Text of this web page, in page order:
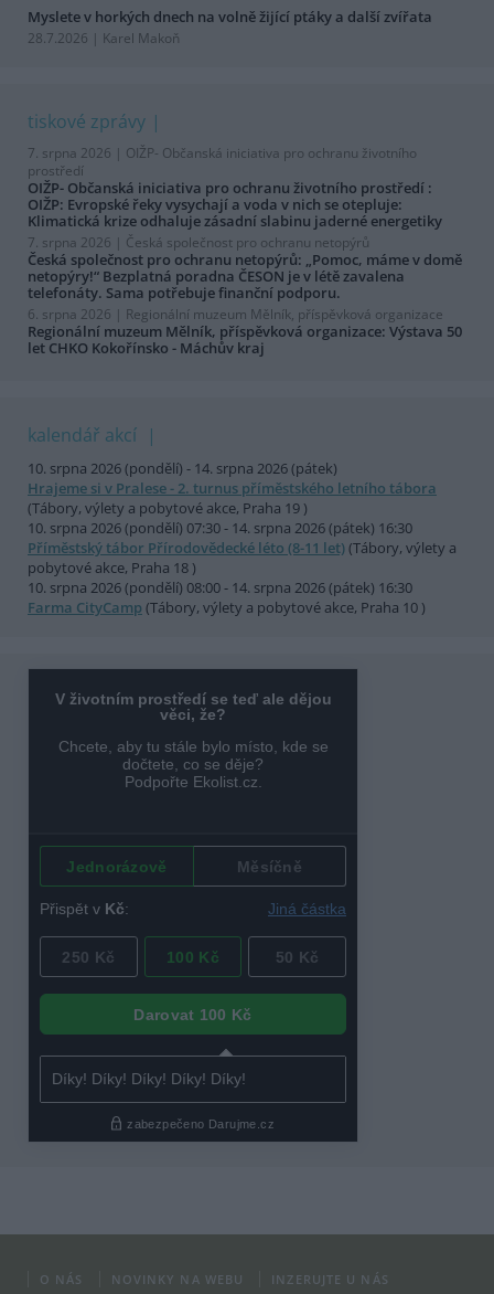
Myslete v horkých dnech na volně žijící ptáky a další zvířata
28.7.2026 | Karel Makoň
tiskové zprávy
7. srpna 2026 | OIŽP- Občanská iniciativa pro ochranu životního
prostředí
OIŽP- Občanská iniciativa pro ochranu životního prostředí :
OIŽP: Evropské řeky vysychají a voda v nich se otepluje:
Klimatická krize odhaluje zásadní slabinu jaderné energetiky
7. srpna 2026 | Česká společnost pro ochranu netopýrů
Česká společnost pro ochranu netopýrů: „Pomoc, máme v domě
netopýry!“ Bezplatná poradna ČESON je v létě zavalena
telefonáty. Sama potřebuje finanční podporu.
6. srpna 2026 | Regionální muzeum Mělník, příspěvková organizace
Regionální muzeum Mělník, příspěvková organizace: Výstava 50
let CHKO Kokořínsko - Máchův kraj
kalendář akcí
10. srpna 2026 (pondělí) - 14. srpna 2026 (pátek)
Hrajeme si v Pralese - 2. turnus příměstského letního tábora
(Tábory, výlety a pobytové akce, Praha 19 )
10. srpna 2026 (pondělí) 07:30 - 14. srpna 2026 (pátek) 16:30
Příměstský tábor Přírodovědecké léto (8-11 let)(Tábory, výlety a
pobytové akce, Praha 18 )
10. srpna 2026 (pondělí) 08:00 - 14. srpna 2026 (pátek) 16:30
Farma CityCamp (Tábory, výlety a pobytové akce, Praha 10 )
O NÁS NOVINKY NA WEBU INZERUJTE U NÁS